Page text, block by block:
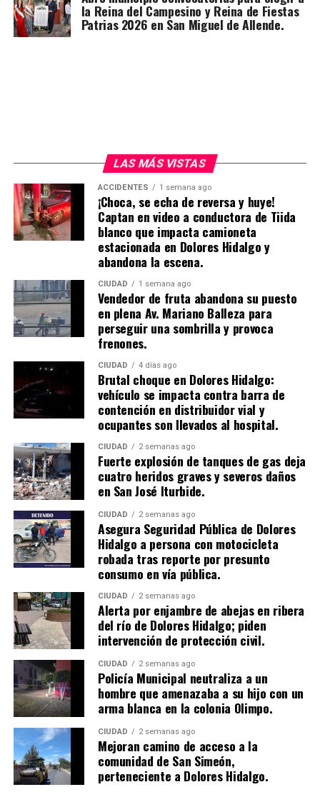
la Reina del Campesino y Reina de Fiestas
Patrias 2026 en San Miguel de Allende.
LAS MÁS VISTAS
ACCIDENTES 1 semana ago
¡Choca, se echa de reversa y huye!
Captan en video a conductora de Tiida
blanco que impacta camioneta
estacionada en Dolores Hidalgo y
abandona la escena.
CIUDAD 1 semana ago
Vendedor de fruta abandona su puesto
en plena Av. Mariano Balleza para
perseguir una sombrilla y provoca
frenones.
CIUDAD 4 días ago
Brutal choque en Dolores Hidalgo:
vehículo se impacta contra barra de
contención en distribuidor vial y
ocupantes son llevados al hospital.
CIUDAD 2 semanas ago
​Fuerte explosión de tanques de gas deja
cuatro heridos graves y severos daños
en San José Iturbide.
CIUDAD 2 semanas ago
Asegura Seguridad Pública de Dolores
Hidalgo a persona con motocicleta
robada tras reporte por presunto
consumo en vía pública.
CIUDAD 2 semanas ago
Alerta por enjambre de abejas en ribera
del río de Dolores Hidalgo; piden
intervención de protección civil.
CIUDAD 2 semanas ago
Policía Municipal neutraliza a un
hombre que amenazaba a su hijo con un
arma blanca en la colonia Olimpo.
CIUDAD 2 semanas ago
Mejoran camino de acceso a la
comunidad de San Simeón,
perteneciente a Dolores Hidalgo.